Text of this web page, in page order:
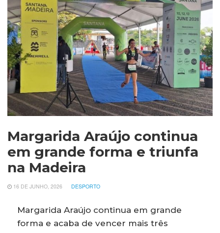
Margarida Araújo continua
em grande forma e triunfa
na Madeira
16 DE JUNHO, 2026 DESPORTO
Margarida Araújo continua em grande
forma e acaba de vencer mais três